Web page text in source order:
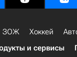
ЗОЖ Хоккей
и сервисы